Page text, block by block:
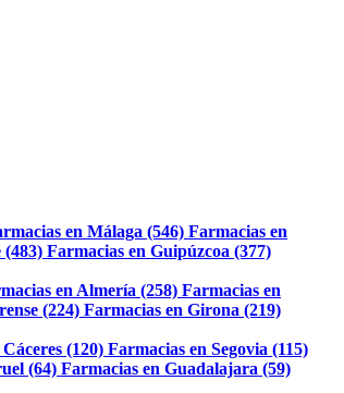
en Málaga (546) Farmacias en
(483) Farmacias en Guipúzcoa (377)
en Almería (258) Farmacias en
(224) Farmacias en Girona (219)
(120) Farmacias en Segovia (115)
(64) Farmacias en Guadalajara (59)